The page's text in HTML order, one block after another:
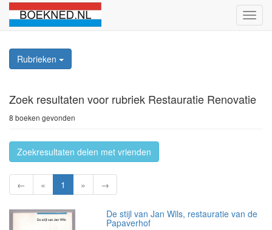
Rubrieken
Zoek resultaten voor rubriek Restauratie Renovatie
8 boeken gevonden
Zoekresultaten delen met vrienden
← « 1 » →
De stijl van Jan Wils, restauratie van de
Papaverhof